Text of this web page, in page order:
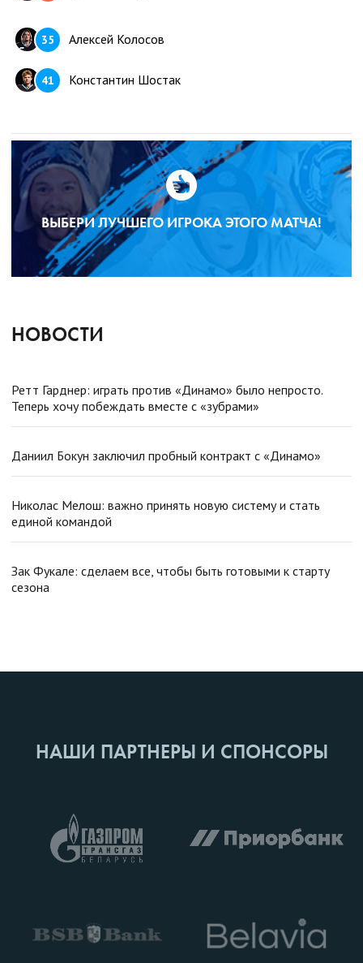
35 Алексей Колосов
41 Константин Шостак
25 Винсент ЛоВерде
27 Дойл Сомерби
20 Лукас Локхарт
45 Джереми Смит
ВЫБЕРИ ЛУЧШЕГО ИГРОКА ЭТОГО МАТЧА!
НОВОСТИ
Ретт Гарднер: играть против «Динамо» было непросто.
Теперь хочу побеждать вместе с «зубрами»
Даниил Бокун заключил пробный контракт с «Динамо»
Николас Мелош: важно принять новую систему и стать
единой командой
Зак Фукале: сделаем все, чтобы быть готовыми к старту
сезона
НАШИ ПАРТНЕРЫ И СПОНСОРЫ